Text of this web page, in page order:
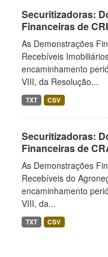
Securitizadoras:
Financeiras de CRI
As Demonstrações
Recebíveis
encaminhamento
VIII, da Resolução...
TXT CSV
Securitizadoras:
Financeiras de
As Demonstrações
Recebíveis do
encaminhamento
VIII, da...
TXT CSV